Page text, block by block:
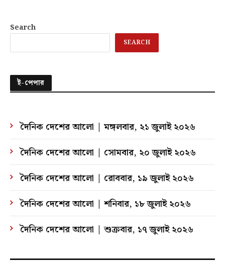
Search
SEARCH
ই-পেপার
দৈনিক দেশের আলো | মঙ্গলবার, ২১ জুলাই ২০২৬
দৈনিক দেশের আলো | সোমবার, ২০ জুলাই ২০২৬
দৈনিক দেশের আলো | রোববার, ১৯ জুলাই ২০২৬
দৈনিক দেশের আলো | শনিবার, ১৮ জুলাই ২০২৬
দৈনিক দেশের আলো | শুক্রবার, ১৭ জুলাই ২০২৬